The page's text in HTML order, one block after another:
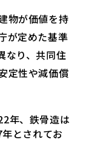
物が価値を持
が定めた基準
なり、共同住
定性や減価償
年、鉄骨造は
とされてお